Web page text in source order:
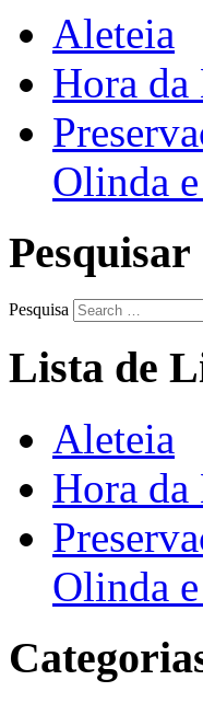
Aleteia
Hora da
Olinda
Pesquisar
Pesquisa
Lista de
Aleteia
Hora da
Olinda